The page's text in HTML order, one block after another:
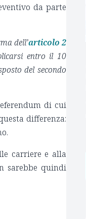
da parte
dell’articolo 2
entro il 10
del secondo
di cui
differenza:
carriere e alla
sarebbe quindi